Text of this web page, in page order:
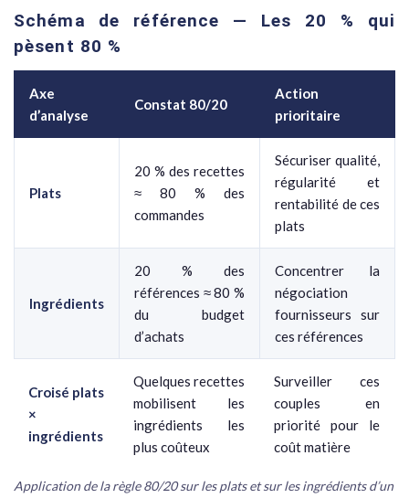
Schéma de référence — Les 20 % qui
pèsent 80 %
Application de la règle 80/20 sur les plats et sur les ingrédients d’un
Axe
d’analyse
Constat 80/20
Action
prioritaire
Plats
20 % des recettes
≈ 80 % des
commandes
Sécuriser qualité,
régularité et
rentabilité de ces
plats
Ingrédients
20 % des
références ≈ 80 %
du budget
d’achats
Concentrer la
négociation
fournisseurs sur
ces références
Croisé plats
×
ingrédients
Quelques recettes
mobilisent les
ingrédients les
plus coûteux
Surveiller ces
couples en
priorité pour le
coût matière